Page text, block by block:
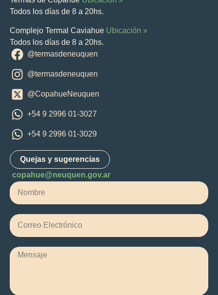
Todos los días de 8 a 20hs.
Complejo Termal Caviahue Ubicación »
Todos los días de 8 a 20hs.
@termasdeneuquen
@termasdeneuquen
@CopahueNeuquen
+54 9 2996 01-3027
+54 9 2996 01-3029
Quejas y sugerencias
copahue@neuquen.gov.ar